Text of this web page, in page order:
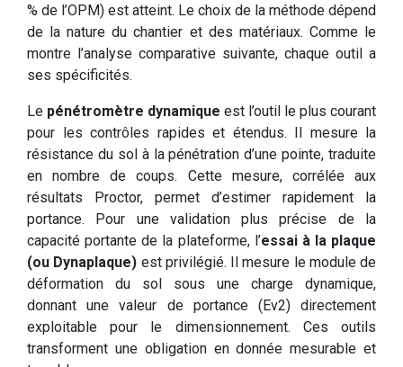
% de l’OPM) est atteint. Le choix de la méthode dépend
de la nature du chantier et des matériaux. Comme le
montre l’analyse comparative suivante, chaque outil a
ses spécificités.
Le pénétromètre dynamique est l’outil le plus courant
pour les contrôles rapides et étendus. Il mesure la
résistance du sol à la pénétration d’une pointe, traduite
en nombre de coups. Cette mesure, corrélée aux
résultats Proctor, permet d’estimer rapidement la
portance. Pour une validation plus précise de la
capacité portante de la plateforme, l’essai à la plaque
(ou Dynaplaque) est privilégié. Il mesure le module de
déformation du sol sous une charge dynamique,
donnant une valeur de portance (Ev2) directement
exploitable pour le dimensionnement. Ces outils
transforment une obligation en donnée mesurable et